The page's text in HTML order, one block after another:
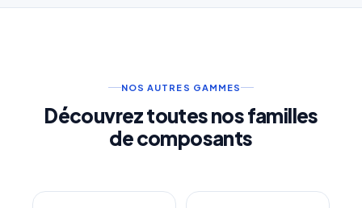
NOS AUTRES GAMMES
Découvrez toutes nos familles
de composants